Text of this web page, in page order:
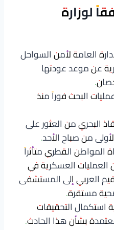
لوزارة
العامة لأمن السواحل
عن موعد عودتها
البحث فوراً منذ
البحري من العثور على
من صباح الأحد.
المواطن القطري متأثراً
العمليات العسكرية في
العربي إلى المستشفى
مستقرة.
استكمال التحقيقات
بشأن هذا الحادث.